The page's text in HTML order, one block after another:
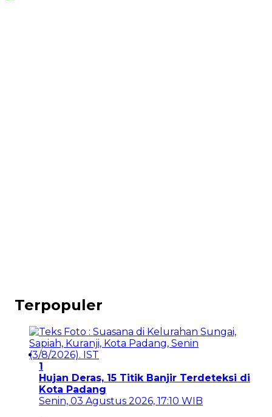
Terpopuler
1
Hujan Deras, 15 Titik Banjir Terdeteksi di
Kota Padang
Senin, 03 Agustus 2026, 17:10 WIB